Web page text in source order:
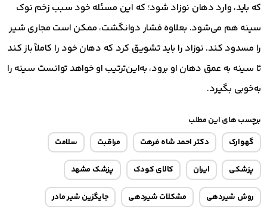
که باید، وارد دهان نوزاد شود؛ که این مسئله خود سبب زخم نوک
سینه هم می‌شود. بعلاوه فشار دوانگشت، ممکن است مجاری شیر
را مسدود کند. نوزاد را باید تشویق کرد که دهان خود را کاملاً باز کند
تا سینه به عمق دهان او برود، به‌این‌ترتیب او خواهد توانست سینه را
به‌خوبی بگیرد.
برچسب های این مطلب
گهوارک
دکتر احمد شاه فرهت مراقبت سلامت
پزشکی ایران کالای کودک پزشک مشهد
روش شیردهی مشکلات شیردهی جایگزین شیر مادر